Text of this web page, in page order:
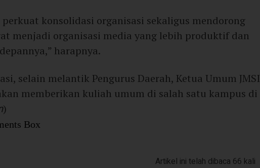
konsolidasi organisasi sekaligus mendorong
menjadi organisasi media yang lebih produktif dan
harapnya.
selain melantik Pengurus Daerah, Ketua Umum JMSI
memberikan kuliah umum di salah satu kampus di
)
Box
Artikel ini telah dibaca 66 kali